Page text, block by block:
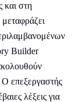
και στη
Builder
επεξεργαστής
λέξεις για